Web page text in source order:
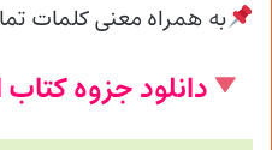
به همراه معنی کلمات
دانلود جزوه